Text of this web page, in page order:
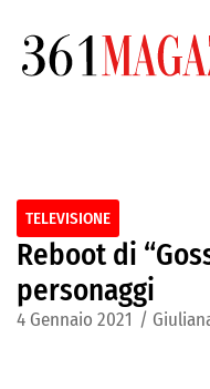
TELEVISIONE
Reboot di
personaggi
4 Gennaio 2021 /